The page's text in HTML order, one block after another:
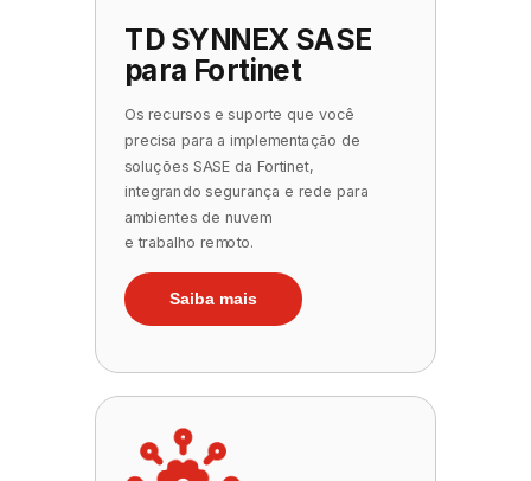
TD SYNNEX SASE
para Fortinet
Os recursos e suporte que você
precisa para a implementação de
soluções SASE da Fortinet,
integrando segurança e rede para
ambientes de nuvem
e trabalho remoto.
Saiba mais